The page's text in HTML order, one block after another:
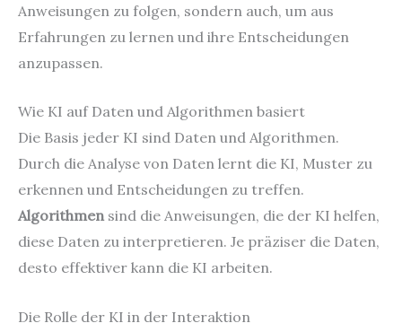
Anweisungen zu folgen, sondern auch, um aus
Erfahrungen zu lernen und ihre Entscheidungen
anzupassen.
Wie KI auf Daten und Algorithmen basiert
Die Basis jeder KI sind Daten und Algorithmen.
Durch die Analyse von Daten lernt die KI, Muster zu
erkennen und Entscheidungen zu treffen.
Algorithmensind die Anweisungen, die der KI helfen,
diese Daten zu interpretieren. Je präziser die Daten,
desto effektiver kann die KI arbeiten.
Die Rolle der KI in der Interaktion